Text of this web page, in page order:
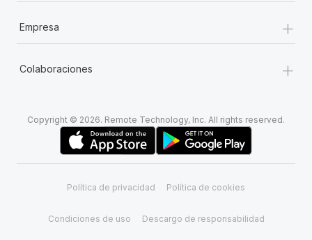
Empresa +
Colaboraciones +
Copyright © 2026. Remote Technology, Inc. All rights reserved.
Política de privacidad Política de cookies
Condiciones de uso Descargo de responsabilidad